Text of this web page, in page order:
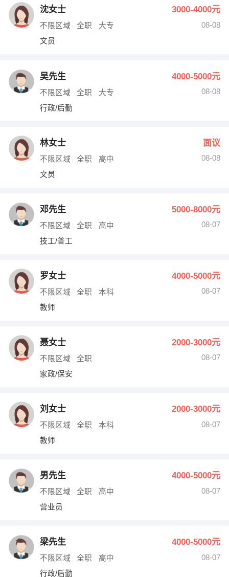
沈女士 3000-4000元
不限区域 全职 大专
08-08
文员
吴先生 4000-5000元
不限区域 全职 大专
08-08
行政/后勤
林女士 面议
不限区域 全职 高中
08-08
文员
邓先生 5000-8000元
不限区域 全职 高中
08-07
技工/普工
罗女士 4000-5000元
不限区域 全职 本科
08-07
教师
聂女士 2000-3000元
不限区域 全职
08-07
家政/保安
刘女士 2000-3000元
不限区域 全职 本科
08-07
教师
男先生 4000-5000元
不限区域 全职 高中
08-07
营业员
梁先生 4000-5000元
不限区域 全职 高中
08-07
行政/后勤